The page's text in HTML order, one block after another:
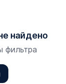
найдено
фильтра